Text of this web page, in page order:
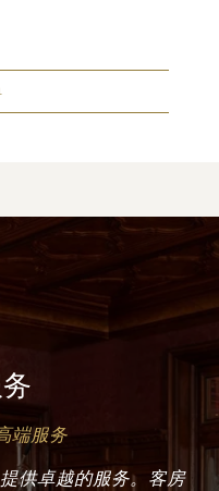
端服务
供卓越的服务。客房